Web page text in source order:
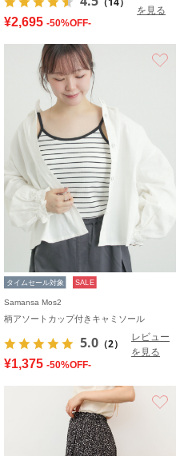
を見る
¥2,695 -50%OFF-
タイムセール対象 SALE
Samansa Mos2
柄アソートカップ付きキャミソール
5.0 （2）
レビュー
を見る
¥1,375 -50%OFF-